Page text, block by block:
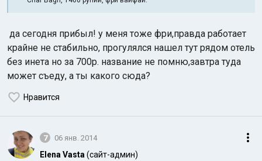
да сегодня прибыл! у меня тоже фри,правда работает
крайне не стабильно, прогулялся нашел тут рядом отель
без инета но за 700р. название не помню,завтра туда
может съеду, а ты какого сюда?
Нравится
7 06 янв. 2014
Elena Vasta (сайт-админ)